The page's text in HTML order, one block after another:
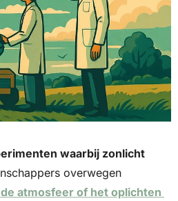
waarbij zonlicht
overwegen
atmosfeer of het oplichten